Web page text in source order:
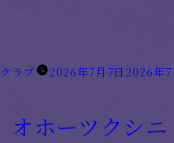
ラブ 2026年7月7日 2026年7
ホーツクシニ